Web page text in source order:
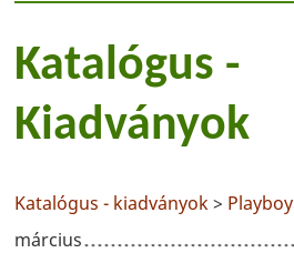
Katalógus -
Kiadványok
Katalógus - kiadványok> Playboy
március